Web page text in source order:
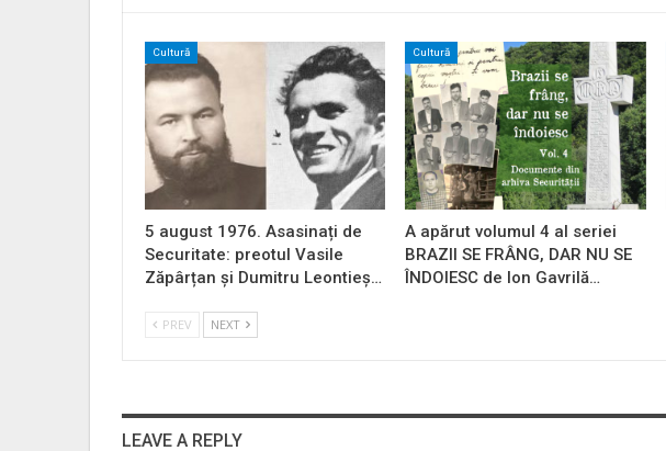
Cultură
5 august 1976. Asasinați de
Securitate: preotul Vasile
Zăpârțan și Dumitru Leontieș…
Cultură
A apărut volumul 4 al seriei
BRAZII SE FRÂNG, DAR NU SE
ÎNDOIESC de Ion Gavrilă…
PREV NEXT
LEAVE A REPLY